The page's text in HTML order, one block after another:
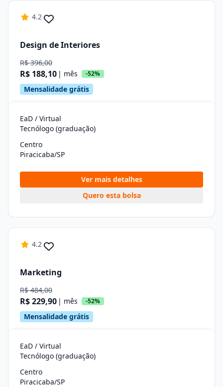
4.2
Design de Interiores
R$ 396,00
R$ 188,10 | mês -52%
Mensalidade grátis
EaD / Virtual
Tecnólogo (graduação)
Centro
Piracicaba/SP
Ver mais detalhes
Quero esta bolsa
4.2
Marketing
R$ 484,00
R$ 229,90 | mês -52%
Mensalidade grátis
EaD / Virtual
Tecnólogo (graduação)
Centro
Piracicaba/SP